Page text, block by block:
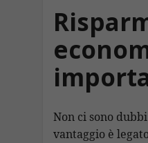
Non ci sono
vantaggio è